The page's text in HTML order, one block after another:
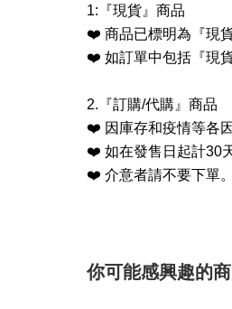
1: 『現貨』商品
❤️ 商品已標明為『現
❤️ 如訂單中包括『現
2. 『訂購/代購』商品
❤️ 因庫存和疫情等各
❤️ 如在發售日起計30
❤️ 介意者請不要下單。
你可能感興趣的